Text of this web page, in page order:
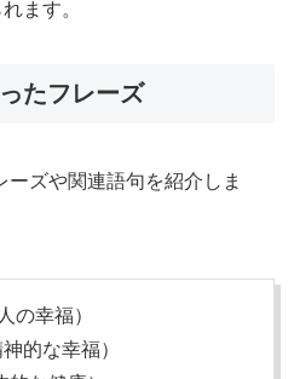
ます。
たフレーズ
ーズや関連語句を紹介しま
の幸福）
的な幸福）